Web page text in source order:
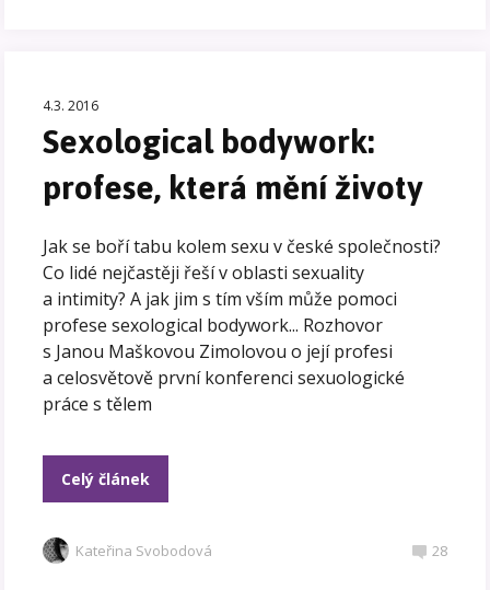
4.3. 2016
Sexological bodywork:
profese, která mění životy
Jak se boří tabu kolem sexu v české společnosti?
Co lidé nejčastěji řeší v oblasti sexuality
a intimity? A jak jim s tím vším může pomoci
profese sexological bodywork... Rozhovor
s Janou Maškovou Zimolovou o její profesi
a celosvětově první konferenci sexuologické
práce s tělem
Celý článek
Kateřina Svobodová 28